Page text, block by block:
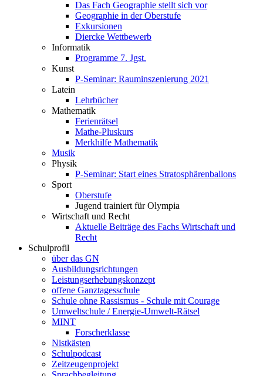
Das Fach Geographie stellt sich vor
Geographie in der Oberstufe
Exkursionen
Diercke Wettbewerb
Informatik
Programme 7. Jgst.
Kunst
P-Seminar: Rauminszenierung 2021
Latein
Lehrbücher
Mathematik
Ferienrätsel
Mathe-Pluskurs
Merkhilfe Mathematik
Musik
Physik
P-Seminar: Start eines Stratosphärenballons
Sport
Oberstufe
Jugend trainiert für Olympia
Wirtschaft und Recht
Aktuelle Beiträge des Fachs Wirtschaft und
Recht
Schulprofil
über das GN
Ausbildungsrichtungen
Leistungserhebungskonzept
offene Ganztagesschule
Schule ohne Rassismus - Schule mit Courage
Umweltschule / Energie-Umwelt-Rätsel
MINT
Forscherklasse
Nistkästen
Schulpodcast
Zeitzeugenprojekt